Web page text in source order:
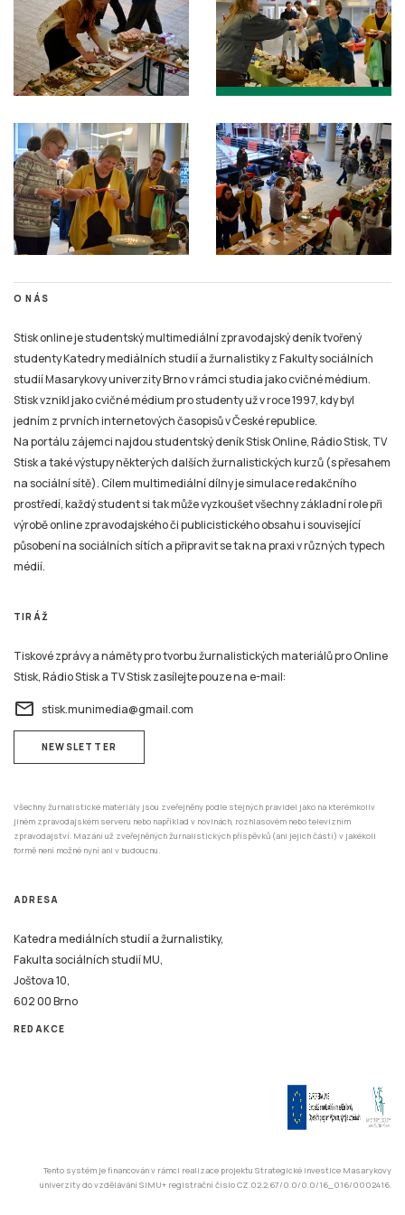
O NÁS
Stisk online je studentský multimediální zpravodajský deník tvořený
studenty Katedry mediálních studií a žurnalistiky z Fakulty sociálních
studií Masarykovy univerzity Brno v rámci studia jako cvičné médium.
Stisk vznikl jako cvičné médium pro studenty už v roce 1997, kdy byl
jedním z prvních internetových časopisů v České republice.
Na portálu zájemci najdou studentský deník Stisk Online, Rádio Stisk, TV
Stisk a také výstupy některých dalších žurnalistických kurzů (s přesahem
na sociální sítě). Cílem multimediální dílny je simulace redakčního
prostředí, každý student si tak může vyzkoušet všechny základní role při
výrobě online zpravodajského či publicistického obsahu i související
působení na sociálních sítích a připravit se tak na praxi v různých typech
médií.
TIRÁŽ
Tiskové zprávy a náměty pro tvorbu žurnalistických materiálů pro Online
Stisk, Rádio Stisk a TV Stisk zasílejte pouze na e-mail:
email stisk.munimedia@gmail.com
NEWSLETTER
Všechny žurnalistické materiály jsou zveřejněny podle stejných pravidel jako na kterémkoliv
jiném zpravodajském serveru nebo například v novinách, rozhlasovém nebo televizním
zpravodajství. Mazání už zveřejněných žurnalistických příspěvků (ani jejich částí) v jakékoli
formě není možné nyní ani v budoucnu.
ADRESA
Katedra mediálních studií a žurnalistiky,
Fakulta sociálních studií MU,
Joštova 10,
602 00 Brno
REDAKCE
Tento systém je financován v rámci realizace projektu Strategické investice Masarykovy
univerzity do vzdělávání SIMU+ registrační číslo CZ.02.2.67/0.0/0.0/16_016/0002416.